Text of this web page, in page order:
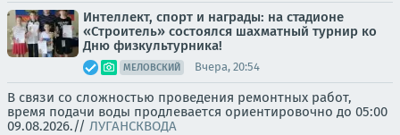
Интеллект, спорт и награды: на стадионе
«Строитель» состоялся шахматный турнир ко
Дню физкультурника!
МЕЛОВСКИЙ Вчера, 20:54
В связи со сложностью проведения ремонтных работ,
время подачи воды продлевается ориентировочно до 05:00
09.08.2026.// ЛУГАНСКВОДА